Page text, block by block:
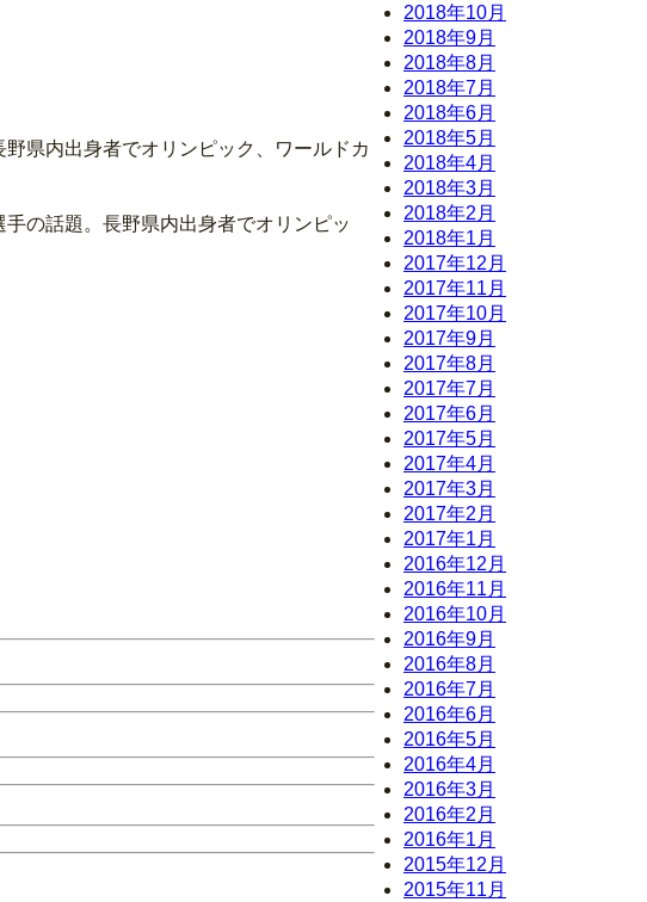
県内出身者でオリンピック、ワールドカ
の話題。長野県内出身者でオリンピッ
2018年10月
2018年9月
2018年8月
2018年7月
2018年6月
2018年5月
2018年4月
2018年3月
2018年2月
2018年1月
2017年12月
2017年11月
2017年10月
2017年9月
2017年8月
2017年7月
2017年6月
2017年5月
2017年4月
2017年3月
2017年2月
2017年1月
2016年12月
2016年11月
2016年10月
2016年9月
2016年8月
2016年7月
2016年6月
2016年5月
2016年4月
2016年3月
2016年2月
2016年1月
2015年12月
2015年11月